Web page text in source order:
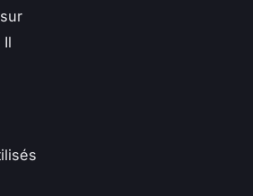
sur
Il